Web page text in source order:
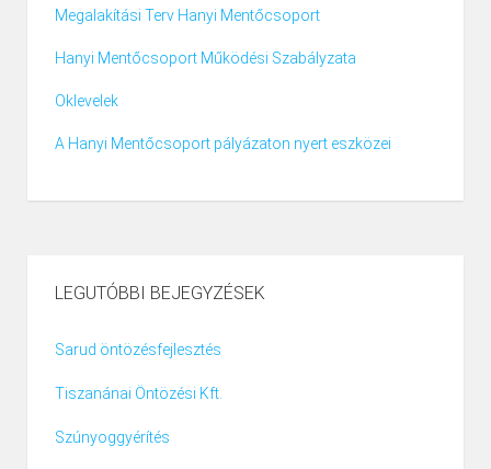
Megalakítási Terv Hanyi Mentőcsoport
Hanyi Mentőcsoport Működési Szabályzata
Oklevelek
A Hanyi Mentőcsoport pályázaton nyert eszközei
LEGUTÓBBI BEJEGYZÉSEK
Sarud öntözésfejlesztés
Tiszanánai Öntözési Kft.
Szúnyoggyérítés